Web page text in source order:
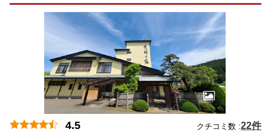
4.5 クチコミ数 :22件